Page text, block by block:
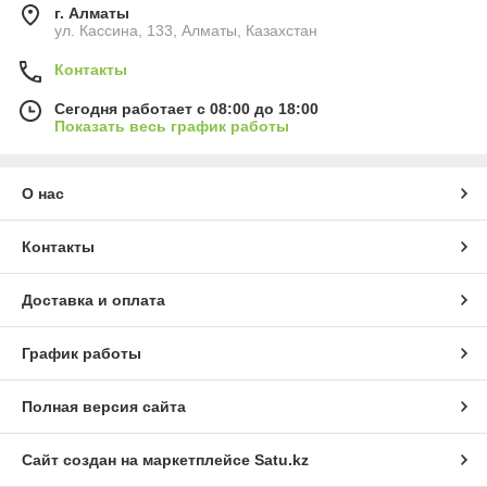
г. Алматы
ул. Кассина, 133, Алматы, Казахстан
Контакты
Сегодня работает с 08:00 до 18:00
Показать весь график работы
О нас
Контакты
Доставка и оплата
График работы
Полная версия сайта
Сайт создан на маркетплейсе Satu.kz